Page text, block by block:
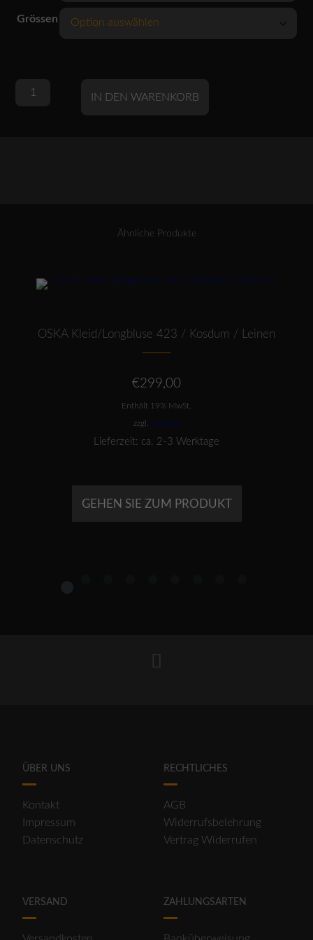
Grössen
OSKA
IN DEN WARENKORB
Ähnliche Produkte
Dieses Produkt weist mehrere Varianten auf. Die Optionen können auf der Produktseite gewählt werden
OSKA Kleid/Longbluse 423 / Kosdum / Leinen
€299,00
Enthält 19% MwSt.
zzgl. Versand
Lieferzeit: ca. 2-3 Werktage
GEHEN SIE ZUM PRODUKT
ÜBER UNS
Kontakt
Impressum
Datenschutz
RECHTLICHES
AGB
Widerrufsbelehrung
Vertrag Widerrufen
VERSAND ZAHLUNGSARTEN